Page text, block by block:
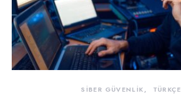
SİBER GÜVENLİK TÜRKÇE